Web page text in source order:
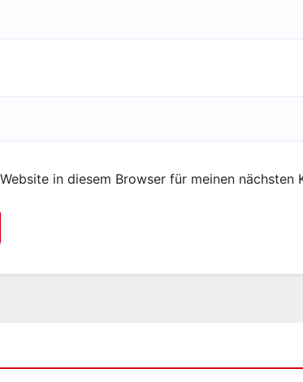
in diesem Browser für meinen nächsten